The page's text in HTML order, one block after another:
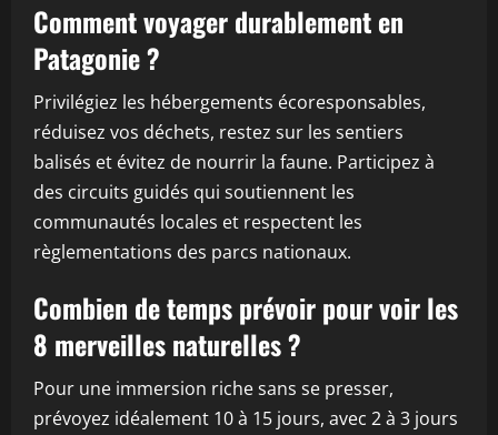
Comment voyager durablement en
Patagonie ?
Privilégiez les hébergements écoresponsables,
réduisez vos déchets, restez sur les sentiers
balisés et évitez de nourrir la faune. Participez à
des circuits guidés qui soutiennent les
communautés locales et respectent les
règlementations des parcs nationaux.
Combien de temps prévoir pour voir les
8 merveilles naturelles ?
Pour une immersion riche sans se presser,
prévoyez idéalement 10 à 15 jours, avec 2 à 3 jours